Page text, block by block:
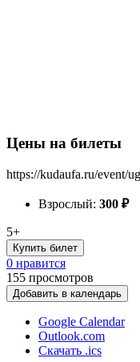
Цены на билеты
https://kudaufa.ru/event/
Взрослый: 300 ₽
5+
Купить билет
0 нравится
155 просмотров
Добавить в календарь
Google Calendar
Outlook.com
Скачать .ics